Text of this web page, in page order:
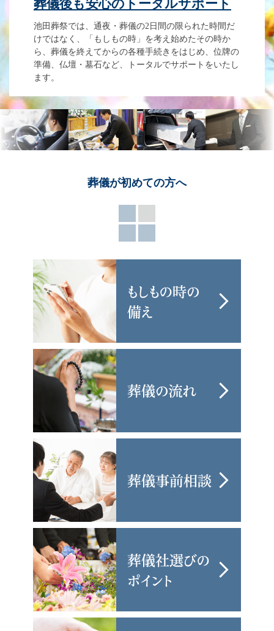
葬儀後も安心のトータルサポート
池田葬祭では、通夜・葬儀の2日間の限られた時間だ
けではなく、「もしもの時」を考え始めたその時か
ら、葬儀を終えてからの各種手続きをはじめ、位牌の
準備、仏壇・墓石など、トータルでサポートをいたし
ます。
葬儀が初めての方へ